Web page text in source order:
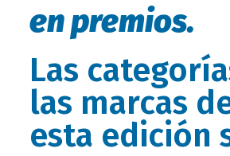
en premios.
Las
las marcas
esta edición